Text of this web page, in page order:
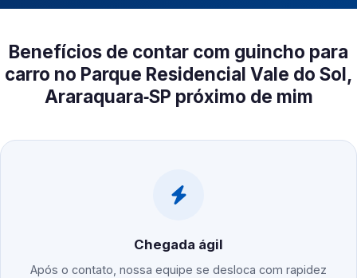
Benefícios de contar com guincho para
carro no Parque Residencial Vale do Sol,
Araraquara‑SP próximo de mim
Chegada ágil
Após o contato, nossa equipe se desloca com rapidez